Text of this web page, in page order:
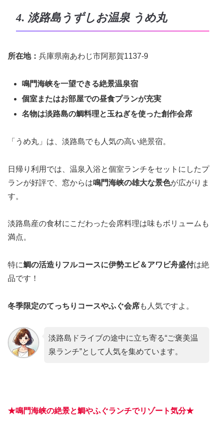
4. 淡路島うずしお温泉 うめ丸
所在地： 兵庫県南あわじ市阿那賀1137-9
鳴門海峡を一望できる絶景温泉宿
個室またはお部屋での昼食プランが充実
名物は淡路島の鯛料理と玉ねぎを使った創作会席
「うめ丸」は、淡路島でも人気の高い絶景宿。
日帰り利用では、温泉入浴と個室ランチをセットにしたプ
ランが好評で、窓からは鳴門海峡の雄大な景色が広がりま
す。
淡路島産の食材にこだわった会席料理は味もボリュームも
満点。
特に鯛の活造りフルコースに伊勢エビ＆アワビ舟盛付は絶
品です！
冬季限定のてっちりコースやふぐ会席も人気ですよ。
淡路島ドライブの途中に立ち寄る“ご褒美温
泉ランチ”として人気を集めています。
★鳴門海峡の絶景と鯛やふぐランチでリゾート気分★